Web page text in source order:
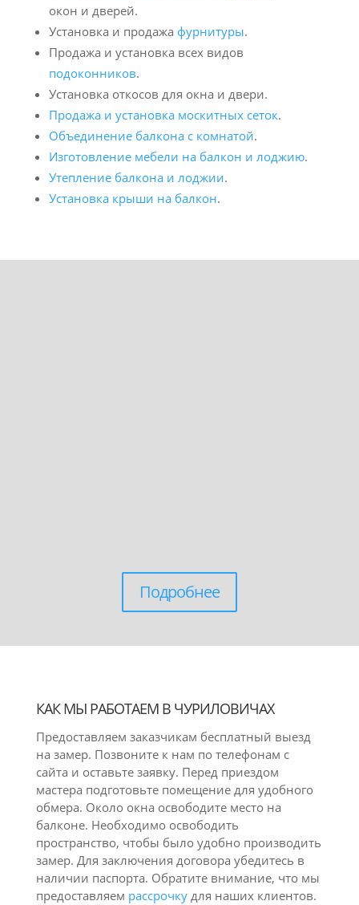
окон и дверей.
Установка и продажа фурнитуры.
Продажа и установка всех видов
подоконников.
Установка откосов для окна и двери.
Продажа и установка москитных сеток.
Объединение балкона с комнатой.
Изготовление мебели на балкон и лоджию.
Утепление балкона и лоджии.
Установка крыши на балкон.
Подробнее
КАК МЫ РАБОТАЕМ В ЧУРИЛОВИЧАХ
Предоставляем заказчикам бесплатный выезд
на замер. Позвоните к нам по телефонам с
сайта и оставьте заявку. Перед приездом
мастера подготовьте помещение для удобного
обмера. Около окна освободите место на
балконе. Необходимо освободить
пространство, чтобы было удобно производить
замер. Для заключения договора убедитесь в
наличии паспорта. Обратите внимание, что мы
предоставляем рассрочкудля наших клиентов.